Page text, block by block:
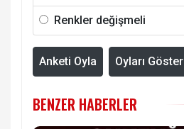
Renkler değişmeli
Anketi Oyla Oyları Göster
BENZER HABERLER